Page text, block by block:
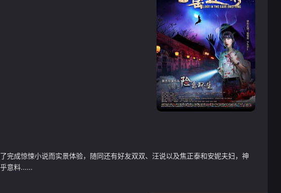
成惊悚小说而实景体验，随同还有好友双双、汪说以及焦正泰和安妮夫妇，神
意料......